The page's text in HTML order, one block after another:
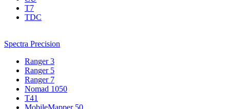
T7
TDC
Spectra Precision
Ranger 3
Ranger 5
Ranger 7
Nomad 1050
T41
MobileMapper 50